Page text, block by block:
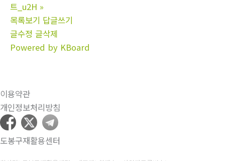
트_u2H »
목록보기 답글쓰기
글수정 글삭제
Powered by KBoard
이용약관
개인정보처리방침
도봉구재활용센터